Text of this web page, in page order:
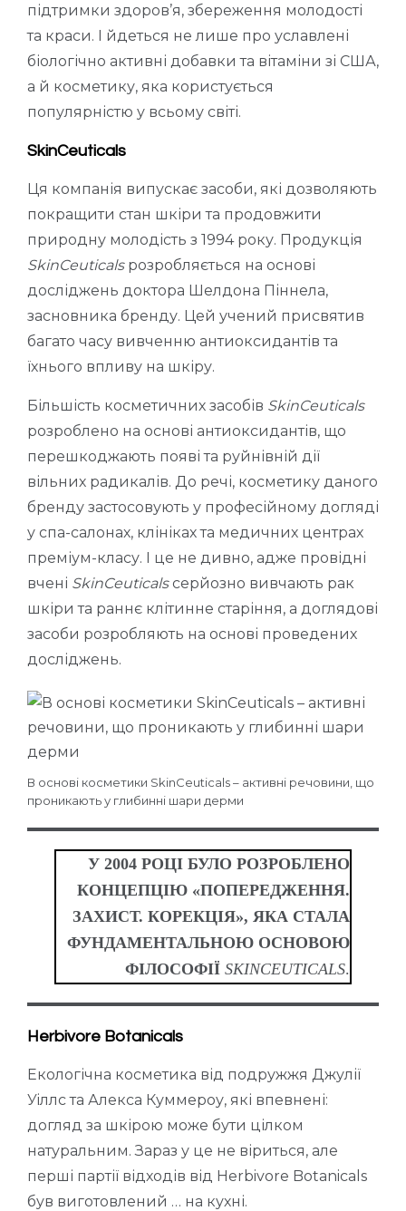
підтримки здоров’я, збереження молодості
та краси. І йдеться не лише про уславлені
біологічно активні добавки та вітаміни зі США,
а й косметику, яка користується
популярністю у всьому світі.
SkinCeuticals
Ця компанія випускає засоби, які дозволяють
покращити стан шкіри та продовжити
природну молодість з 1994 року. Продукція
SkinCeuticalsрозробляється на основі
досліджень доктора Шелдона Піннела,
засновника бренду. Цей учений присвятив
багато часу вивченню антиоксидантів та
їхнього впливу на шкіру.
Більшість косметичних засобів SkinCeuticals
розроблено на основі антиоксидантів, що
перешкоджають появі та руйнівній дії
вільних радикалів. До речі, косметику даного
бренду застосовують у професійному догляді
у спа-салонах, клініках та медичних центрах
преміум-класу. І це не дивно, адже провідні
вчені SkinCeuticalsсерйозно вивчають рак
шкіри та раннє клітинне старіння, а доглядові
засоби розробляють на основі проведених
досліджень.
В основі косметики SkinCeuticals – активні речовини, що
проникають у глибинні шари дерми
У 2004 РОЦІ БУЛО РОЗРОБЛЕНО
КОНЦЕПЦІЮ «ПОПЕРЕДЖЕННЯ.
ЗАХИСТ. КОРЕКЦІЯ», ЯКА СТАЛА
ФУНДАМЕНТАЛЬНОЮ ОСНОВОЮ
ФІЛОСОФІЇ SKINCEUTICALS.
Herbivore Botanicals
Екологічна косметика від подружжя Джулії
Уіллс та Алекса Куммероу, які впевнені:
догляд за шкірою може бути цілком
натуральним. Зараз у це не віриться, але
перші партії відходів від Herbivore Botanicals
був виготовлений … на кухні.